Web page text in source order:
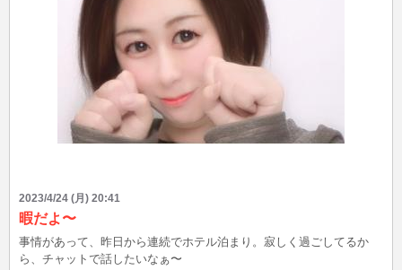
2023/4/24 (月) 20:41
暇だよ〜
事情があって、昨日から連続でホテル泊まり。寂しく過ごしてるか
ら、チャットで話したいなぁ〜